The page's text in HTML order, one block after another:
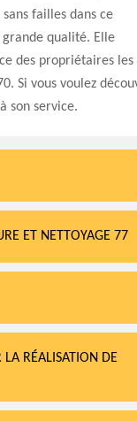
failles dans ce
grande qualité. Elle
des propriétaires les
Si vous voulez
son service.
ET NETTOYAGE 77
LA RÉALISATION DE